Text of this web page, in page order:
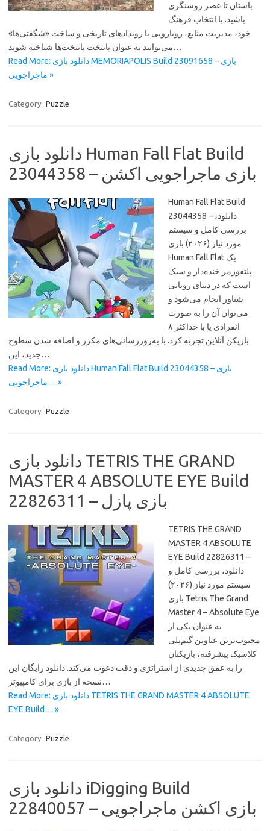
باستان تا عصر روشنگری
باشید. با انتخاب فرهنگ
خود، مدیریت منابع، رویارویی با رویدادهای تاریخی و ساخت «شگفتی‌ها»
می‌توانید به عنوان پایتخت پایتخت‌ها شناخته شوید…
Read More: دانلود بازی MEMORIAPOLIS Build 23091658 – بازی
ماجراجویی »
Category: Puzzle
دانلود بازی Human Fall Flat Build
23044358 – بازی ماجراجویی اکشن
Human Fall Flat Build
23044358 – دانلود،
بررسی کامل و سیستم
مورد نیاز (۲۰۲۶) بازی
Human Fall Flat یک
پلتفورمر خنده‌دار و سبک
است که در دنیای رویایی
شناور انجام می‌شود و
می‌توان آن را به صورت
انفرادی یا با حداکثر ۸
بازیکن آنلاین تجربه کرد. با به‌روزرسانی‌های مکرر و اضافه شدن سطوح
جدید، این…
Read More: دانلود بازی Human Fall Flat Build 23044358 – بازی
ماجراجویی… »
Category: Puzzle
دانلود بازی TETRIS THE GRAND
MASTER 4 ABSOLUTE EYE Build
22826311 – بازی پازل
TETRIS THE GRAND
MASTER 4 ABSOLUTE
EYE Build 22826311 –
دانلود، بررسی کامل و
سیستم مورد نیاز (۲۰۲۶)
بازی Tetris The Grand
Master 4 – Absolute Eye
به عنوان یکی از
محبوب‌ترین عناوین گیم‌پلی
کلاسیک پیشرفته، بازیکنان
را به عمق جدیدی از استراتژی و دقت دعوت می‌کند. دانلود رایگان این
نسخه از بازی برای کامپیوتر…
Read More: دانلود بازی TETRIS THE GRAND MASTER 4 ABSOLUTE
EYE Build… »
Category: Puzzle
دانلود بازی iDigging Build
22840057 – بازی اکشن ماجراجویی